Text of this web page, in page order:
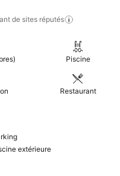
de sites réputés
Piscine
Restaurant
extérieure